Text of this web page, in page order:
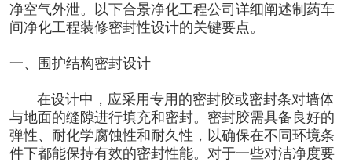
净空气外泄。以下合景净化工程公司详细阐述制药车
间净化工程装修密封性设计的关键要点。
一、围护结构密封设计
在设计中，应采用专用的密封胶或密封条对墙体
与地面的缝隙进行填充和密封。密封胶需具备良好的
弹性、耐化学腐蚀性和耐久性，以确保在不同环境条
件下都能保持有效的密封性能。对于一些对洁净度要